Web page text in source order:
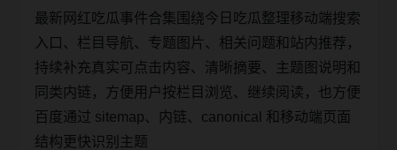
最新网红吃瓜事件合集围绕今日吃瓜整理移动端搜索
入口、栏目导航、专题图片、相关问题和站内推荐，
持续补充真实可点击内容、清晰摘要、主题图说明和
同类内链，方便用户按栏目浏览、继续阅读，也方便
百度通过 sitemap、内链、canonical 和移动端页面
结构更快识别主题